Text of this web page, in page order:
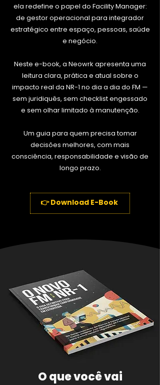
ela redefine o papel do Facility Manager:
de gestor operacional para integrador
estratégico entre espaço, pessoas, saúde
e negócio.
Neste e-book, a Neowrk apresenta uma
leitura clara, prática e atual sobre o
impacto real da NR-1 no dia a dia do FM —
sem juridiquês, sem checklist engessado
e sem olhar limitado à manutenção.
Um guia para quem precisa tomar
decisões melhores, com mais
consciência, responsabilidade e visão de
longo prazo.
👉 Download E-Book
O que você vai